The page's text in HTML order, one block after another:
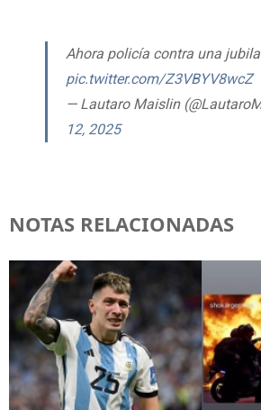
Ahora policía contra una
pic.twitter.com/Z3VBYV8wcZ
— Lautaro Maislin
12, 2025
NOTAS RELACIONADAS